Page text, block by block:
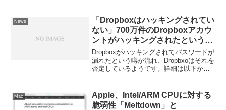
下から。
News
「Dropboxはハッキングされてい
ない」700万件のDropboxアカウ
ントがハッキングされたという噂
をDropboxが否定。
Dropboxがハッキングされてパスワードが
漏れたという噂が流れ、Dropbxoはそれを
否定しているようです。詳細は以下か
Mac
Apple、Intel/ARM CPUに対する
脆弱性「Meltdown」と